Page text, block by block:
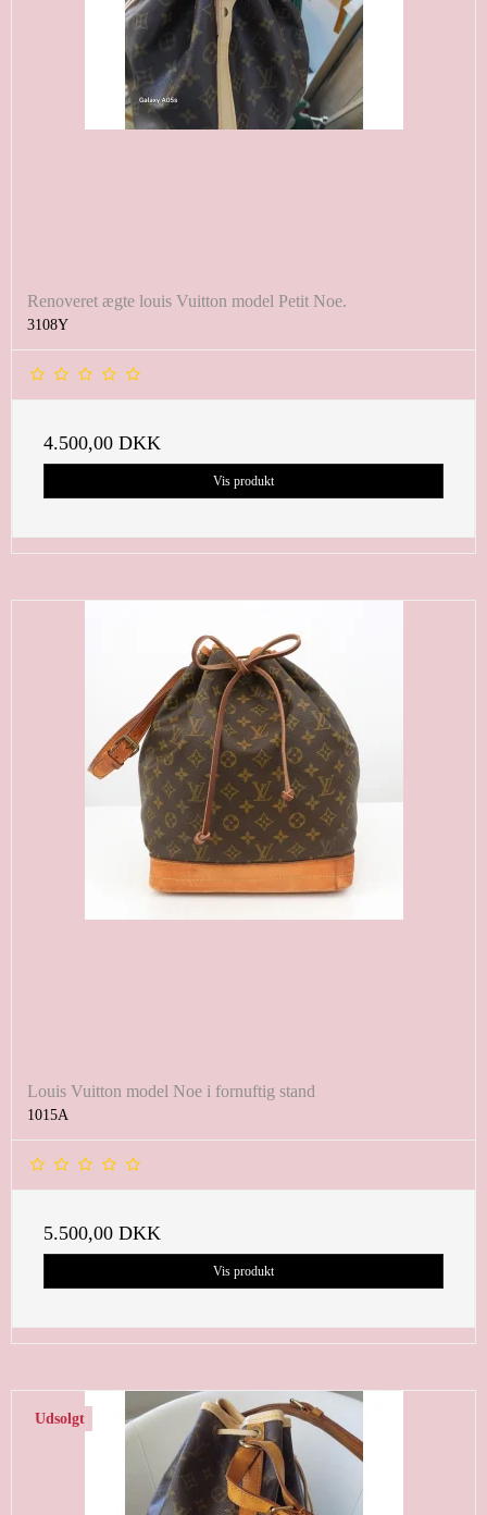
Renoveret ægte louis Vuitton model Petit Noe.
3108Y
4.500,00 DKK
Vis produkt
Louis Vuitton model Noe i fornuftig stand
1015A
5.500,00 DKK
Vis produkt
Udsolgt